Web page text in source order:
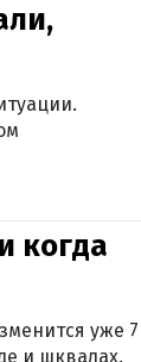
когда
уже 7
и шквалах.